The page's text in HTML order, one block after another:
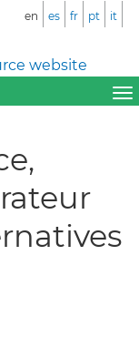
website
en es fr pt it